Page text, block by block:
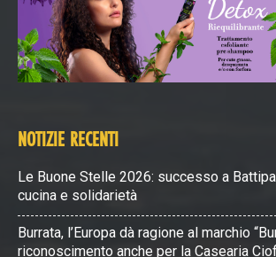
NOTIZIE RECENTI
Le Buone Stelle 2026: successo a
cucina e solidarietà
Burrata, l’Europa dà ragione al marchio
riconoscimento anche per la Casearia